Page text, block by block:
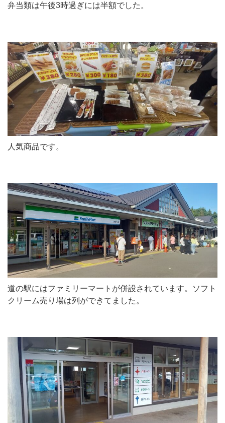
弁当類は午後3時過ぎには半額でした。
人気商品です。
道の駅にはファミリーマートが併設されています。ソフト
クリーム売り場は列ができてました。